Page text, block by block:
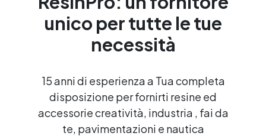
unico per tutte le tue
necessità
15 anni di esperienza a Tua completa
disposizione per fornirti resine ed
accessorie creatività, industria , fai da
te, pavimentazioni e nautica